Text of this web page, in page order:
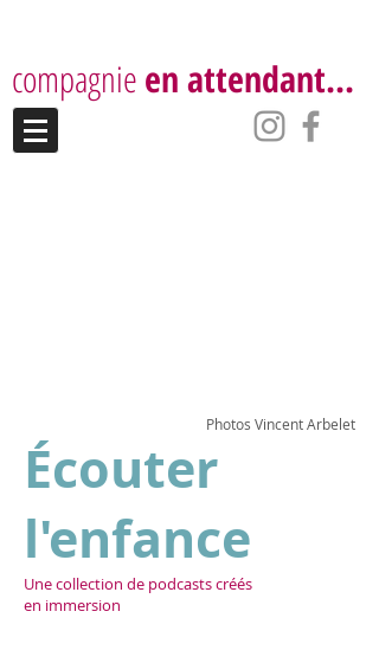
compagnieen attendant...
Photos Vincent Arbelet
Écouter
l'enfance
Une collection de podcasts créés
en immersion